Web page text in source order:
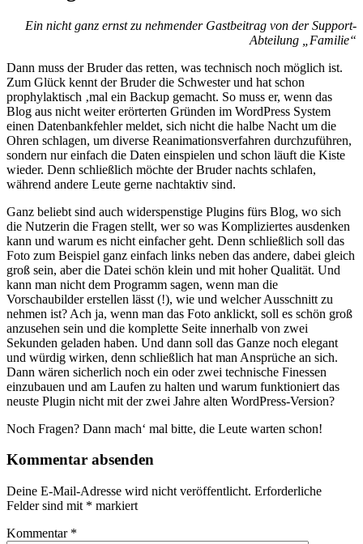
Ein nicht ganz ernst zu nehmender Gastbeitrag von der Support-
Abteilung „Familie“
Dann muss der Bruder das retten, was technisch noch möglich ist.
Zum Glück kennt der Bruder die Schwester und hat schon
prophylaktisch ‚mal ein Backup gemacht. So muss er, wenn das
Blog aus nicht weiter erörterten Gründen im WordPress System
einen Datenbankfehler meldet, sich nicht die halbe Nacht um die
Ohren schlagen, um diverse Reanimationsverfahren durchzuführen,
sondern nur einfach die Daten einspielen und schon läuft die Kiste
wieder. Denn schließlich möchte der Bruder nachts schlafen,
während andere Leute gerne nachtaktiv sind.
Ganz beliebt sind auch widerspenstige Plugins fürs Blog, wo sich
die Nutzerin die Fragen stellt, wer so was Kompliziertes ausdenken
kann und warum es nicht einfacher geht. Denn schließlich soll das
Foto zum Beispiel ganz einfach links neben das andere, dabei gleich
groß sein, aber die Datei schön klein und mit hoher Qualität. Und
kann man nicht dem Programm sagen, wenn man die
Vorschaubilder erstellen lässt (!), wie und welcher Ausschnitt zu
nehmen ist? Ach ja, wenn man das Foto anklickt, soll es schön groß
anzusehen sein und die komplette Seite innerhalb von zwei
Sekunden geladen haben. Und dann soll das Ganze noch elegant
und würdig wirken, denn schließlich hat man Ansprüche an sich.
Dann wären sicherlich noch ein oder zwei technische Finessen
einzubauen und am Laufen zu halten und warum funktioniert das
neuste Plugin nicht mit der zwei Jahre alten WordPress-Version?
Noch Fragen? Dann mach‘ mal bitte, die Leute warten schon!
Kommentar absenden
Deine E-Mail-Adresse wird nicht veröffentlicht. Erforderliche
Felder sind mit * markiert
Kommentar *